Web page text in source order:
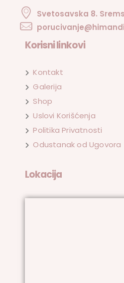
Svetosavska 8.
Korisni linkovi
Kontakt
Galerija
Shop
Uslovi Korišćenja
Politika Privatnosti
Odustanak od Ugovora
Lokacija